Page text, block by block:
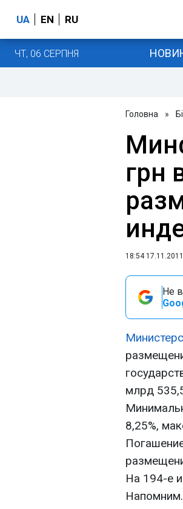
UA EN RU
ЧТ, 06 СЕРПНЯ
Головна »
грн
18:54
Не
млрд
8,25%,
На 194-е